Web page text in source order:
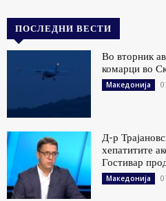
ПОСЛЕДНИ ВЕСТИ
Во вторник
комарци во
Македонија
Д-р
хепатитите
Гостивар
Македонија